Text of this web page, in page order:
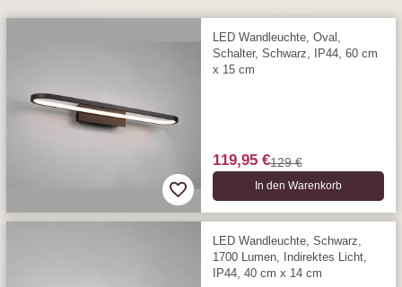
LED Wandleuchte, Oval,
Schalter, Schwarz, IP44, 60 cm
x 15 cm
119,95 €129 €
In den Warenkorb
LED Wandleuchte, Schwarz,
1700 Lumen, Indirektes Licht,
IP44, 40 cm x 14 cm